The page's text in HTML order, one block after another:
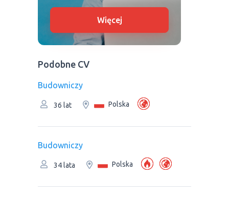
Więcej
Podobne CV
Budowniczy
36 lat Polska
Budowniczy
34 lata Polska